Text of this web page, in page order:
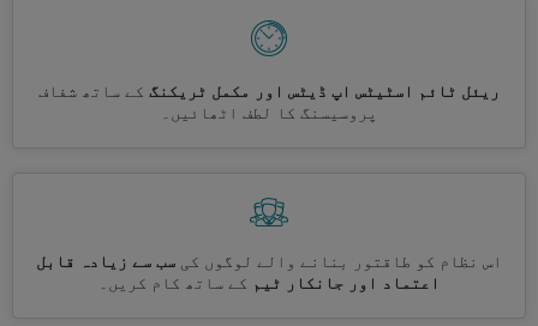
ریئل ٹائم اسٹیٹس اپ ڈیٹس اور مکمل ٹریکنگ کے ساتھ شفاف
پروسیسنگ کا لطف اٹھائیں۔
اس نظام کو طاقتور بنانے والے لوگوں کی سب سے زیادہ قابل
اعتماد اور جانکار ٹیم کے ساتھ کام کریں۔